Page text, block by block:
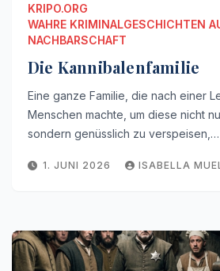
KRIPO.ORG
WAHRE KRIMINALGESCHICHTEN
NACHBARSCHAFT
Die Kannibalenfamilie
Eine ganze Familie, die nach einer
Menschen machte, um diese nicht
sondern genüsslich zu verspeisen,…
1. JUNI 2026 ISABELLA